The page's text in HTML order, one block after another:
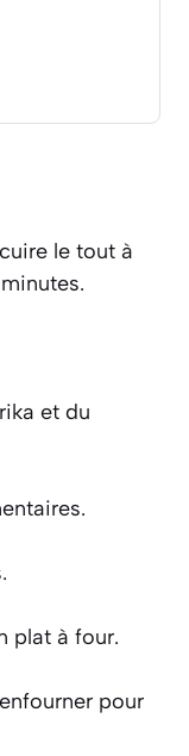
le tout à
et du
plat à four.
pour